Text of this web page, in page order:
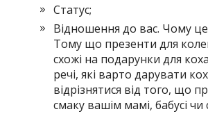
Статус;
Відношення до вас. Чому
Тому що презенти для
схожі на подарунки для
речі, які варто дарувати
відрізнятися від того, що
смаку вашім мамі, бабусі чи